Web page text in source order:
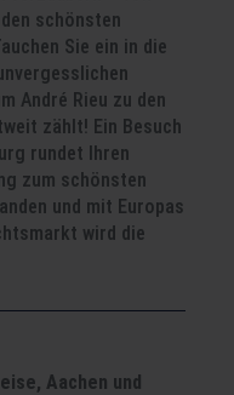
schönsten
Sie ein in die
André Rieu zu den
zählt! Ein Besuch
rundet Ihren
zum schönsten
und mit Europas
wird die
Aachen und